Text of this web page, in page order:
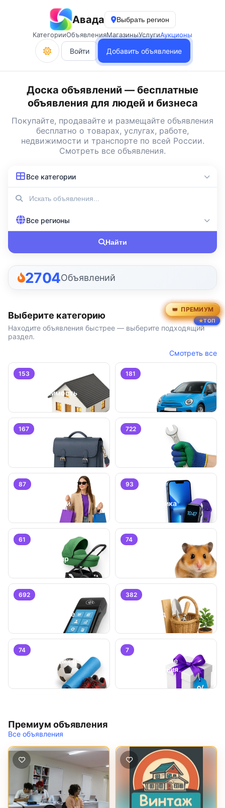
Авада
Выбрать регион
КатегорииОбъявленияМагазиныУслугиАукционы
Войти Добавить объявление
Доска объявлений — бесплатные
объявления для людей и бизнеса
Покупайте, продавайте и размещайте объявления
бесплатно о товарах, услугах, работе,
недвижимости и транспорте по всей России.
Смотреть все объявления.
Все категории
Все регионы
Найти
2704Объявлений
Выберите категорию
Находите объявления быстрее — выберите подходящий
раздел.
Смотреть все
153
Недвижимость
181
Транспорт
167 722
87
Личные вещи
93
Электроника
61
Детский мир
74
692
Оборудование
382
Дом и сад
74
Хобби, отдых и
7
Специальные
предложения
Премиум объявления
Все объявления
ПРЕМИУМ
ТОП
ПРЕМИУМ
ТОП
ПРЕМИУМ
ТОП
ПРЕМИУМ
ПРЕМИУМ
ПРЕМИУМ